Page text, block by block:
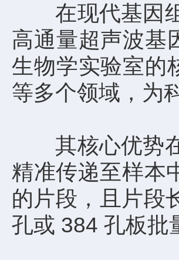
在现代基因组
高通量超声波基
生物学实验室的
等多个领域，为
其核心优势在
精准传递至样本
的片段，且片段
孔或 384 孔板批